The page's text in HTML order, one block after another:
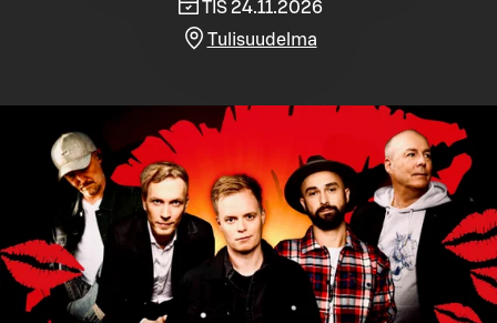
TIS 24.11.2026
Tulisuudelma